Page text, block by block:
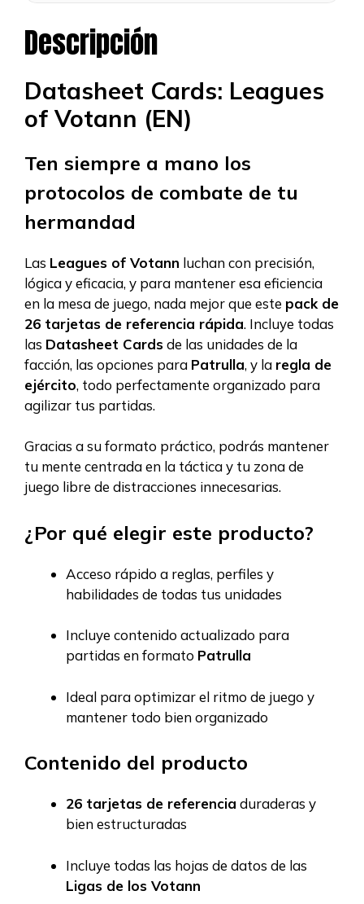
Descripción
Datasheet Cards: Leagues
of Votann (EN)
Ten siempre a mano los
protocolos de combate de tu
hermandad
Las Leagues of Votann luchan con precisión,
lógica y eficacia, y para mantener esa eficiencia
en la mesa de juego, nada mejor que este pack de
26 tarjetas de referencia rápida. Incluye todas
las Datasheet Cardsde las unidades de la
facción, las opciones para Patrulla, y la regla de
ejército, todo perfectamente organizado para
agilizar tus partidas.
Gracias a su formato práctico, podrás mantener
tu mente centrada en la táctica y tu zona de
juego libre de distracciones innecesarias.
¿Por qué elegir este producto?
Acceso rápido a reglas, perfiles y
habilidades de todas tus unidades
Incluye contenido actualizado para
partidas en formato Patrulla
Ideal para optimizar el ritmo de juego y
mantener todo bien organizado
Contenido del producto
26 tarjetas de referencia duraderas y
bien estructuradas
Incluye todas las hojas de datos de las
Ligas de los Votann